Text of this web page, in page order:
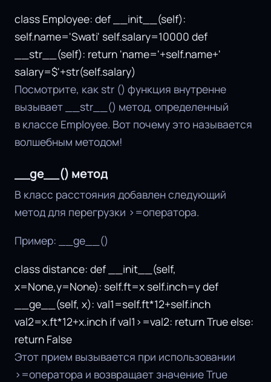
class Employee: def __init__(self):
self.name='Swati' self.salary=10000 def
__str__(self): return 'name='+self.name+'
salary=$'+str(self.salary)
Посмотрите, как str () функция внутренне
вызывает __str__() метод, определенный
в классе Employee. Вот почему это называется
волшебным методом!
__ge__() метод
В класс расстояния добавлен следующий
метод для перегрузки >=оператора.
Пример: __ge__()
class distance: def __init__(self,
x=None,y=None): self.ft=x self.inch=y def
__ge__(self, x): val1=self.ft*12+self.inch
val2=x.ft*12+x.inch if val1>=val2: return True else:
return False
Этот прием вызывается при использовании
>=оператора и возвращает значение True